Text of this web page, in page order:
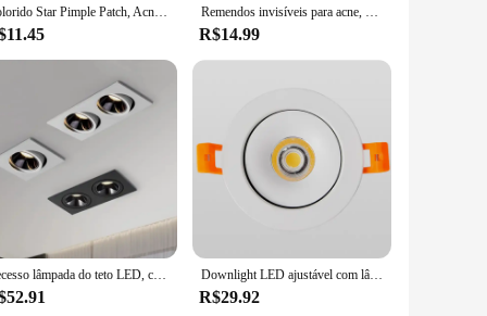
Colorido Star Pimple Patch, Acne Remoção, Cuidados com a pele adesivos, corretivo, Face Spot, Beleza Maquiagem Ferramentas, Invisível Acne Remoção Remendos invisíveis para acne, nariz, queixo, testa, bochecha, espinhas, remoção de manchas, marcas, corretivo, reparação, adesivos hidrocolóides à prova d'água
R$14.99
Recesso lâmpada do teto LED, cabeça simples e dupla, Spot Lights, CREE COB, anti-reflexo Downlight, casa, escritório, loja, interior, 24W, 10W Downlight LED ajustável com lâmpada do teto regulável, iluminação interior ajustável em 360 °, luz branca e preta, 7W, 12W, 18W, 24W
R$29.92